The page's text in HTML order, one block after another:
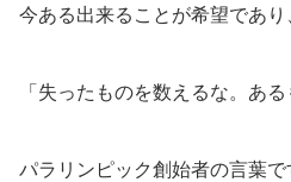
今ある出来ることが希望であり
「失ったものを数えるな。あ
パラリンピック創始者の言葉